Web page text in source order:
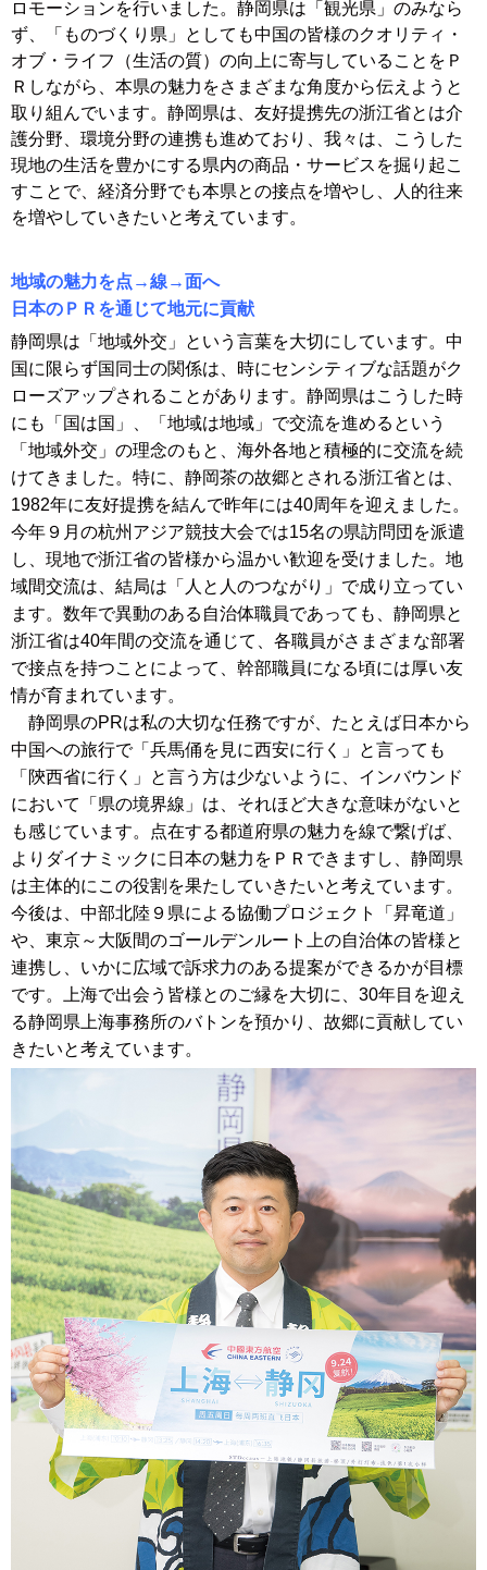
ロモーションを行いました。静岡県は「観光県」のみなら
ず、「ものづくり県」としても中国の皆様のクオリティ・
オブ・ライフ（生活の質）の向上に寄与していることをＰ
Ｒしながら、本県の魅力をさまざまな角度から伝えようと
取り組んでいます。静岡県は、友好提携先の浙江省とは介
護分野、環境分野の連携も進めており、我々は、こうした
現地の生活を豊かにする県内の商品・サービスを掘り起こ
すことで、経済分野でも本県との接点を増やし、人的往来
を増やしていきたいと考えています。
地域の魅力を点→線→面へ
日本のＰＲを通じて地元に貢献
静岡県は「地域外交」という言葉を大切にしています。中
国に限らず国同士の関係は、時にセンシティブな話題がク
ローズアップされることがあります。静岡県はこうした時
にも「国は国」、「地域は地域」で交流を進めるという
「地域外交」の理念のもと、海外各地と積極的に交流を続
けてきました。特に、静岡茶の故郷とされる浙江省とは、
1982年に友好提携を結んで昨年には40周年を迎えました。
今年９月の杭州アジア競技大会では15名の県訪問団を派遣
し、現地で浙江省の皆様から温かい歓迎を受けました。地
域間交流は、結局は「人と人のつながり」で成り立ってい
ます。数年で異動のある自治体職員であっても、静岡県と
浙江省は40年間の交流を通じて、各職員がさまざまな部署
で接点を持つことによって、幹部職員になる頃には厚い友
情が育まれています。
静岡県のPRは私の大切な任務ですが、たとえば日本から
中国への旅行で「兵馬俑を見に西安に行く」と言っても
「陝西省に行く」と言う方は少ないように、インバウンド
において「県の境界線」は、それほど大きな意味がないと
も感じています。点在する都道府県の魅力を線で繋げば、
よりダイナミックに日本の魅力をＰＲできますし、静岡県
は主体的にこの役割を果たしていきたいと考えています。
今後は、中部北陸９県による協働プロジェクト「昇竜道」
や、東京～大阪間のゴールデンルート上の自治体の皆様と
連携し、いかに広域で訴求力のある提案ができるかが目標
です。上海で出会う皆様とのご縁を大切に、30年目を迎え
る静岡県上海事務所のバトンを預かり、故郷に貢献してい
きたいと考えています。